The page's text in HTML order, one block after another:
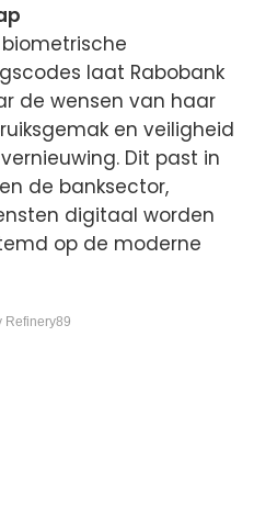
laat Rabobank
de wensen van haar
en veiligheid
Dit past in
de banksector,
digitaal worden
op de moderne
Refinery89